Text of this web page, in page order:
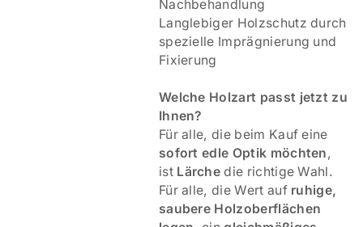
Nachbehandlung
Langlebiger Holzschutz durch
spezielle Imprägnierung und
Fixierung
Welche Holzart passt jetzt zu
Ihnen?
Für alle, die beim Kauf eine
sofort edle Optik möchten,
ist Lärchedie richtige Wahl.
Für alle, die Wert auf ruhige,
saubere Holzoberflächen